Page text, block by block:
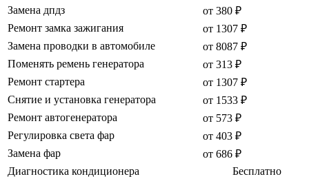
Замена дпдз
от 380 ₽
Ремонт замка зажигания
от 1307 ₽
Замена проводки в автомобиле
от 8087 ₽
Поменять ремень генератора
от 313 ₽
Ремонт стартера
от 1307 ₽
Снятие и установка генератора
от 1533 ₽
Ремонт автогенератора
от 573 ₽
Регулировка света фар
от 403 ₽
Замена фар
от 686 ₽
Диагностика кондиционера
Бесплатно